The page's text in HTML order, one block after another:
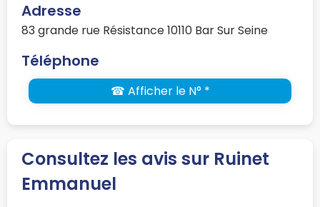
Adresse
83 grande rue Résistance 10110 Bar Sur Seine
Téléphone
☎ Afficher le N° *
Consultez les avis sur Ruinet
Emmanuel